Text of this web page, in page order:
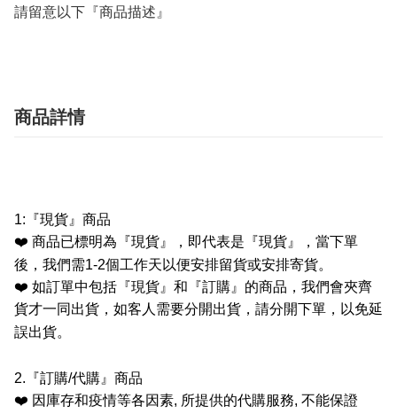
請留意以下『商品描述』
商品詳情
1: 『現貨』商品
❤️ 商品已標明為『現貨』，即代表是『現貨』，當下單
後，我們需1-2個工作天以便安排留貨或安排寄貨。
❤️ 如訂單中包括『現貨』和『訂購』的商品，我們會夾齊
貨才一同出貨，如客人需要分開出貨，請分開下單，以免延
誤出貨。
2. 『訂購/代購』商品
❤️ 因庫存和疫情等各因素, 所提供的代購服務, 不能保證